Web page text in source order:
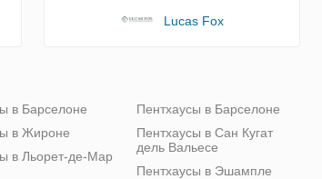
Lucas Fox
в Барселоне
в Жироне
в Льорет-де-Мар
Пентхаусы в Барселоне
Пентхаусы в Сан Кугат
дель Вальесе
Пентхаусы в Эшампле